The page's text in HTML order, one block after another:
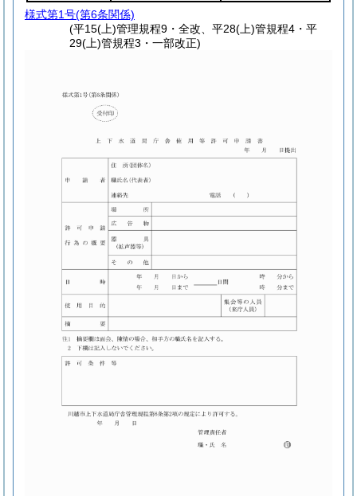
様式第1号(第6条関係)
(平15(上)管理規程9・全改、平28(上)管規程4・平
29(上)管規程3・一部改正)